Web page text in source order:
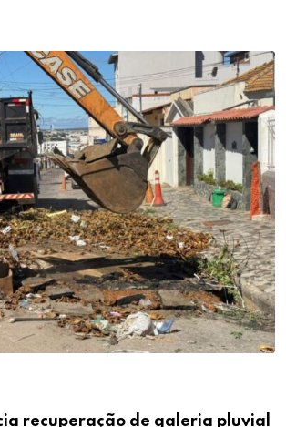
recuperação de galeria pluvial